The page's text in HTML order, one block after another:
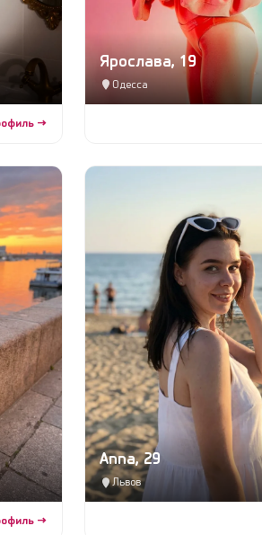
→
Ярослава, 19
Одесса
→
Anna, 29
Львов